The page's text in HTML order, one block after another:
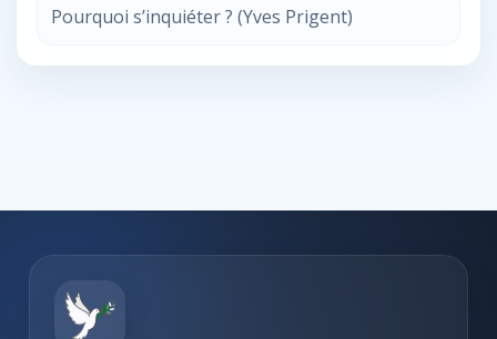
Pourquoi s’inquiéter ? (Yves Prigent)